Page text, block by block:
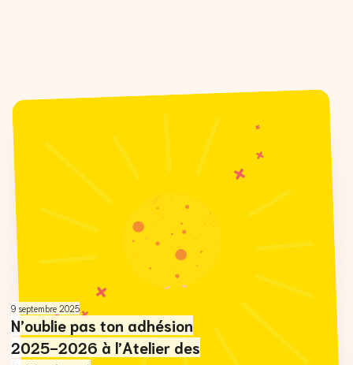
9 septembre 2025
N’oublie pas ton adhésion
2025-2026 à l’Atelier des